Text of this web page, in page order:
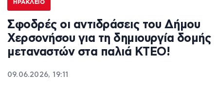
ΗΡΆΚΛΕΙΟ
Σφοδρές οι αντιδράσεις του Δήμου
Χερσονήσου για τη δημιουργία δομής
μεταναστών στα παλιά ΚΤΕΟ!
09.06.2026, 19:11